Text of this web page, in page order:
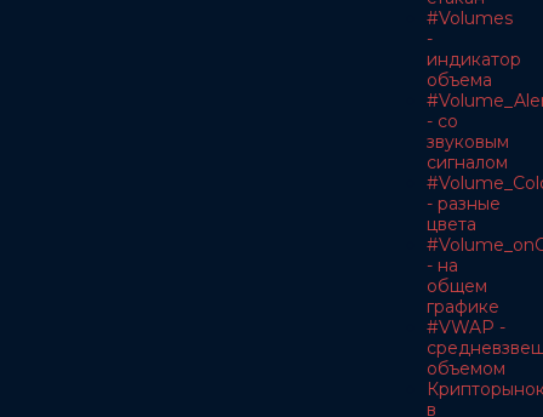
#Volumes
-
индикатор
объема
- со
звуковым
сигналом
- разные
цвета
- на
общем
графике
#VWAP -
объемом
в